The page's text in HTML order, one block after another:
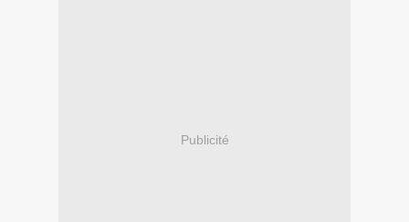
Publicité